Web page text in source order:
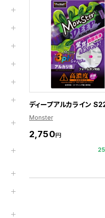
ディープアルカライン
Monster
2,750円